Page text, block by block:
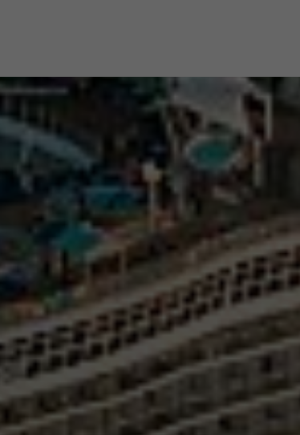
Hitta kryssning Erbjudanden